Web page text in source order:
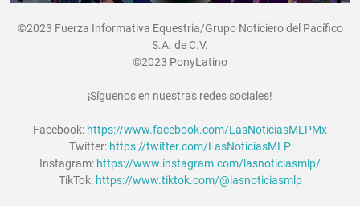
©2023 Fuerza Informativa Equestria/Grupo Noticiero del Pacífico
S.A. de C.V.
©2023 PonyLatino
¡Síguenos en nuestras redes sociales!
Facebook: https://www.facebook.com/LasNoticiasMLPMx
Twitter: https://twitter.com/LasNoticiasMLP
Instagram: https://www.instagram.com/lasnoticiasmlp/
TikTok: https://www.tiktok.com/@lasnoticiasmlp